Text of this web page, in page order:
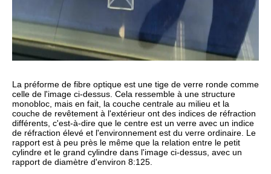
La préforme de fibre optique est une tige de verre ronde comme
celle de l'image ci-dessus. Cela ressemble à une structure
monobloc, mais en fait, la couche centrale au milieu et la
couche de revêtement à l'extérieur ont des indices de réfraction
différents, c'est-à-dire que le centre est un verre avec un indice
de réfraction élevé et l'environnement est du verre ordinaire. Le
rapport est à peu près le même que la relation entre le petit
cylindre et le grand cylindre dans l'image ci-dessus, avec un
rapport de diamètre d'environ 8:125.